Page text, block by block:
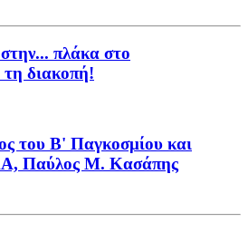
πλάκα στο
διακοπή!
του Β' Παγκοσμίου και
Παύλος Μ. Κασάπης